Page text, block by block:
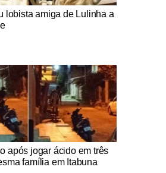
lobista amiga de Lulinha a
após jogar ácido em três
família em Itabuna